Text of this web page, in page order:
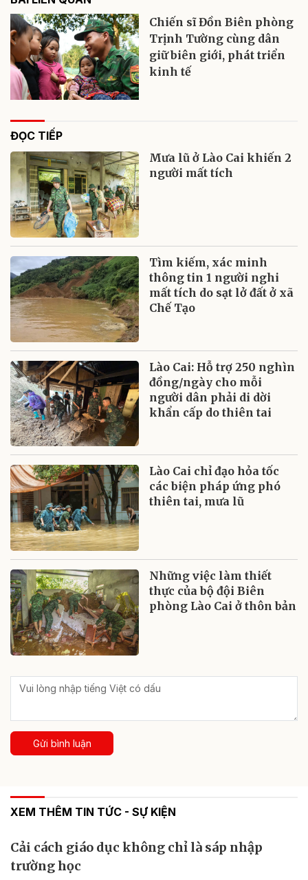
Chiến sĩ Đồn Biên phòng
Trịnh Tường cùng dân
giữ biên giới, phát triển
kinh tế
ĐỌC TIẾP
Mưa lũ ở Lào Cai khiến 2
người mất tích
Tìm kiếm, xác minh
thông tin 1 người nghi
mất tích do sạt lở đất ở xã
Chế Tạo
Lào Cai: Hỗ trợ 250 nghìn
đồng/ngày cho mỗi
người dân phải di dời
khẩn cấp do thiên tai
Lào Cai chỉ đạo hỏa tốc
các biện pháp ứng phó
thiên tai, mưa lũ
Những việc làm thiết
thực của bộ đội Biên
phòng Lào Cai ở thôn bản
Gửi bình luận
XEM THÊM TIN TỨC - SỰ KIỆN
Cải cách giáo dục không chỉ là sáp nhập
trường học